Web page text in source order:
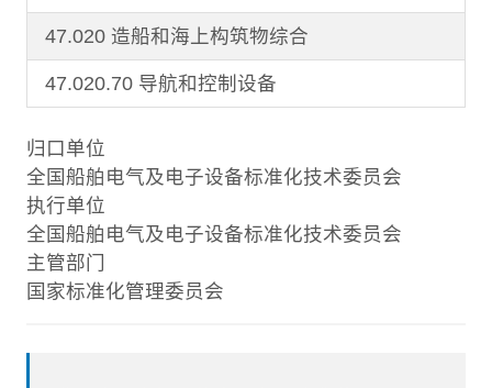
47.020 造船和海上构筑物综合
47.020.70 导航和控制设备
归口单位
全国船舶电气及电子设备标准化技术委员会
执行单位
全国船舶电气及电子设备标准化技术委员会
主管部门
国家标准化管理委员会